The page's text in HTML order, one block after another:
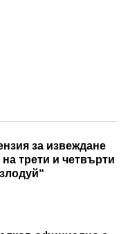
за извеждане
трети и четвърти